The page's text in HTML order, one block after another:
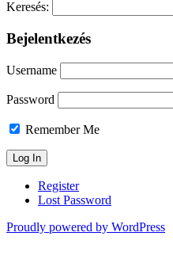
Keresés:
Bejelentkezés
Username
Password
Remember Me
Register
Lost Password
Proudly powered by WordPress